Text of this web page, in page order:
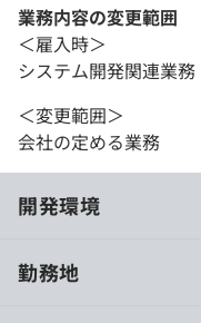
業務内容の変更範囲
＜雇入時＞
システム開発関連業務
＜変更範囲＞
会社の定める業務
開発環境
勤務地